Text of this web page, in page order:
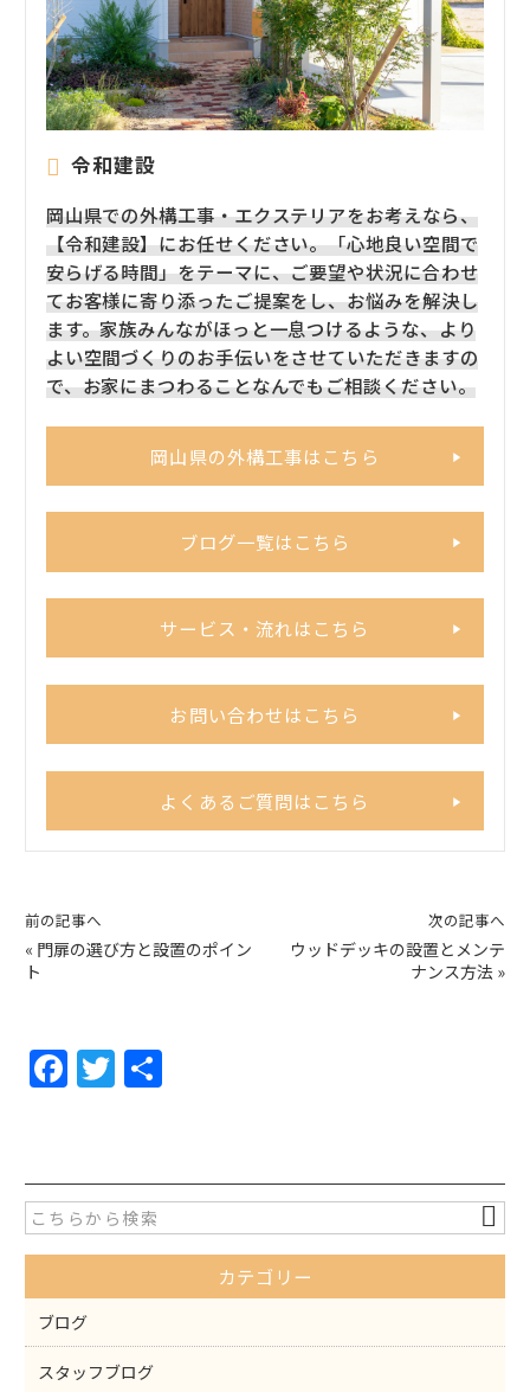
令和建設
岡山県での外構工事・エクステリアをお考えなら、
【令和建設】にお任せください。「心地良い空間で
安らげる時間」をテーマに、ご要望や状況に合わせ
てお客様に寄り添ったご提案をし、お悩みを解決し
ます。家族みんながほっと一息つけるような、より
よい空間づくりのお手伝いをさせていただきますの
で、お家にまつわることなんでもご相談ください。
岡山県の外構工事はこちら
ブログ一覧はこちら
サービス・流れはこちら
お問い合わせはこちら
よくあるご質問はこちら
前の記事へ
« 門扉の選び方と設置のポイン
ト
次の記事へ
ウッドデッキの設置とメンテ
ナンス方法 »
F
a
e
b
o
o
k
T
w
er
カテゴリー
ブログ
スタッフブログ